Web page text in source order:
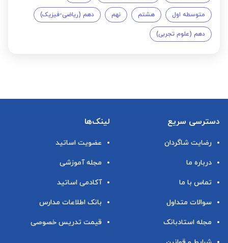
متوسطه اول هشتم نهم دهم (ریاضی-فیزیک)
دهم (علوم تجربی)
دسترسی سریع
رضایت شاگردان
درباره ما
تماس با ما
سوالات متداول
مجله استادبانک
لینک‌ها
عضویت اساتید
مجله آموزشی
آکادمی اساتید
بانک اطلاعات مدارس
قیمت تدریس خصوصی